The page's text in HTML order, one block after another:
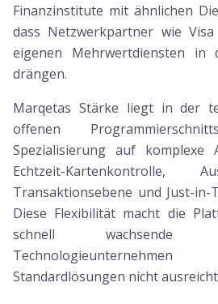
Finanzinstitute mit ähnlichen
dass Netzwerkpartner wie
eigenen Mehrwertdiensten in
drängen.
Marqetas Stärke liegt in der
offenen
Spezialisierung auf komplexe
Echtzeit-Kartenkontrolle,
Transaktionsebene und Just-in-
Diese Flexibilität macht die
schnell wachsende
Standardlösungen nicht